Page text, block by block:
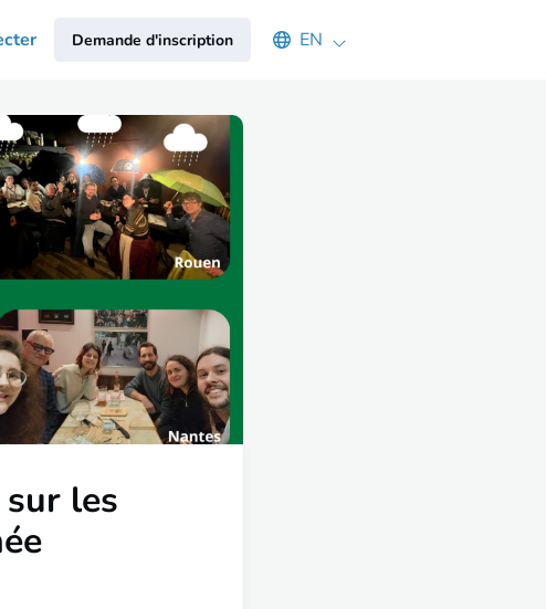
Demande d'inscription Select an available language
EN
sur les